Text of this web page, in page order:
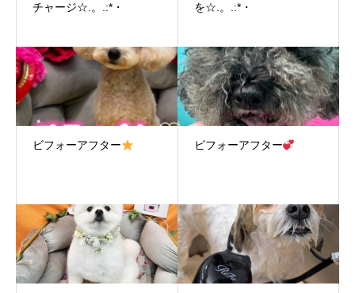
チャージ☆.。.:*・
を☆.。.:*・
ビフォーアフター ビフォーアフター